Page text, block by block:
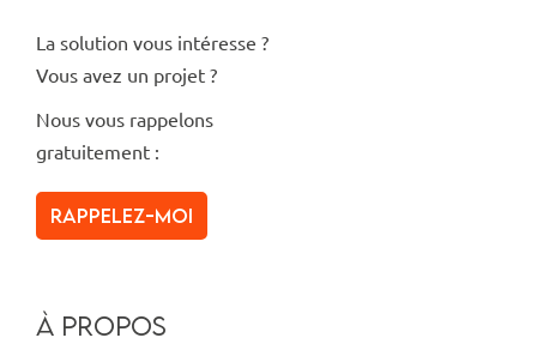
La solution vous intéresse ?
Vous avez un projet ?
Nous vous rappelons
gratuitement :
Rappelez-moi
À PROPOS